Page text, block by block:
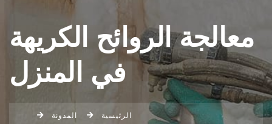
معالجة الروائح الكريهة
في المنزل
الرئيسية
المدونة